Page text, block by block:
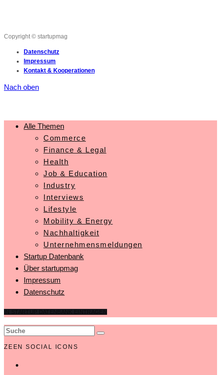
Copyright © startupmag
Datenschutz
Impressum
Kontakt & Kooperationen
Nach oben
Alle Themen
Commerce
Finance & Legal
Health
Job & Education
Industry
Interviews
Lifestyle
Mobility & Energy
Nachhaltigkeit
Unternehmensmeldungen
Startup Datenbank
Über startupmag
Impressum
Datenschutz
ZEEN SOCIAL ICONS